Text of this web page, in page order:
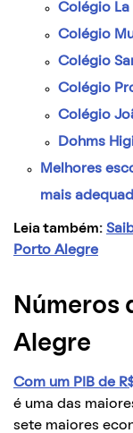
Colégio La
Colégio
Colégio
Colégio
Colégio
Dohms
Melhores
mais
Leia também:
Porto Alegre
Números
Alegre
Com um PIB de
é uma das
sete maiores